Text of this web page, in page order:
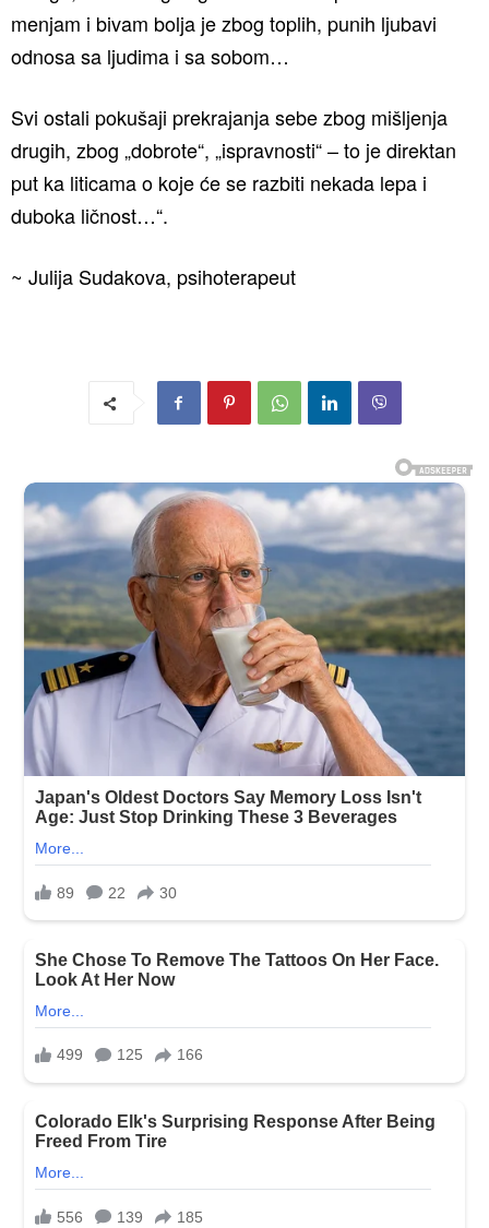
menjam i bivam bolja je zbog toplih, punih ljubavi
odnosa sa ljudima i sa sobom…
Svi ostali pokušaji prekrajanja sebe zbog mišljenja
drugih, zbog „dobrote“, „ispravnosti“ – to je direktan
put ka liticama o koje će se razbiti nekada lepa i
duboka ličnost…“.
~ Julija Sudakova, psihoterapeut